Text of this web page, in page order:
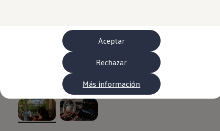
Aceptar
Rechazar
Más información
Economy Parts
Neumáticos
Modelos antiguos
Servicio para vehículos eléctricos
myVolkswagen
Ayuda con aplicaciones y servicios digitales
Navigation Map Update
Extras digitales
Actualizaciones del software, los mapas y las
Buscar servicios para tu modelo
Conectar el móvil con el vehículo
, 1 de 2